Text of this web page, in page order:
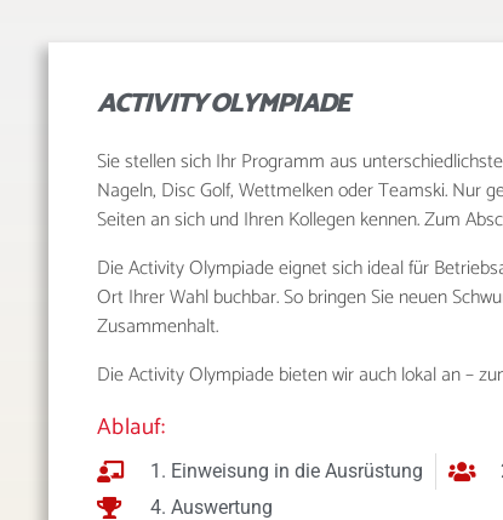
ACTIVITY OLYMPIADE
Sie stellen sich Ihr Programm aus
Nageln, Disc Golf, Wettmelken oder Teamski. Nur
Seiten an sich und Ihren Kollegen kennen. Zum
Die Activity Olympiade eignet sich ideal für
Ort Ihrer Wahl buchbar. So bringen Sie neuen
Zusammenhalt.
Die Activity Olympiade bieten wir auch lokal an –
Ablauf:
1. Einweisung in die Ausrüstung
4. Auswertung